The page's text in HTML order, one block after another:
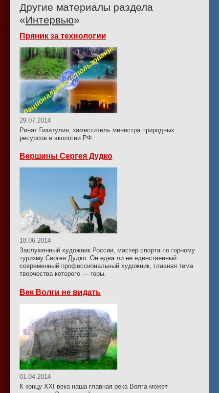
Другие материалы раздела
«Интервью»
Пряник за технологии
29.07.2014
Ринат Гизатулин, заместитель министра природных
ресурсов и экологии РФ.
Вершины Сергея Дудко
18.06.2014
Заслуженный художник России, мастер спорта по горному
туризму Сергея Дудко. Он едва ли не единственный
современный профессиональный художник, главная тема
творчества которого — горы.
Век Волги не видать
01.04.2014
К концу XXI века наша главная река Волга может